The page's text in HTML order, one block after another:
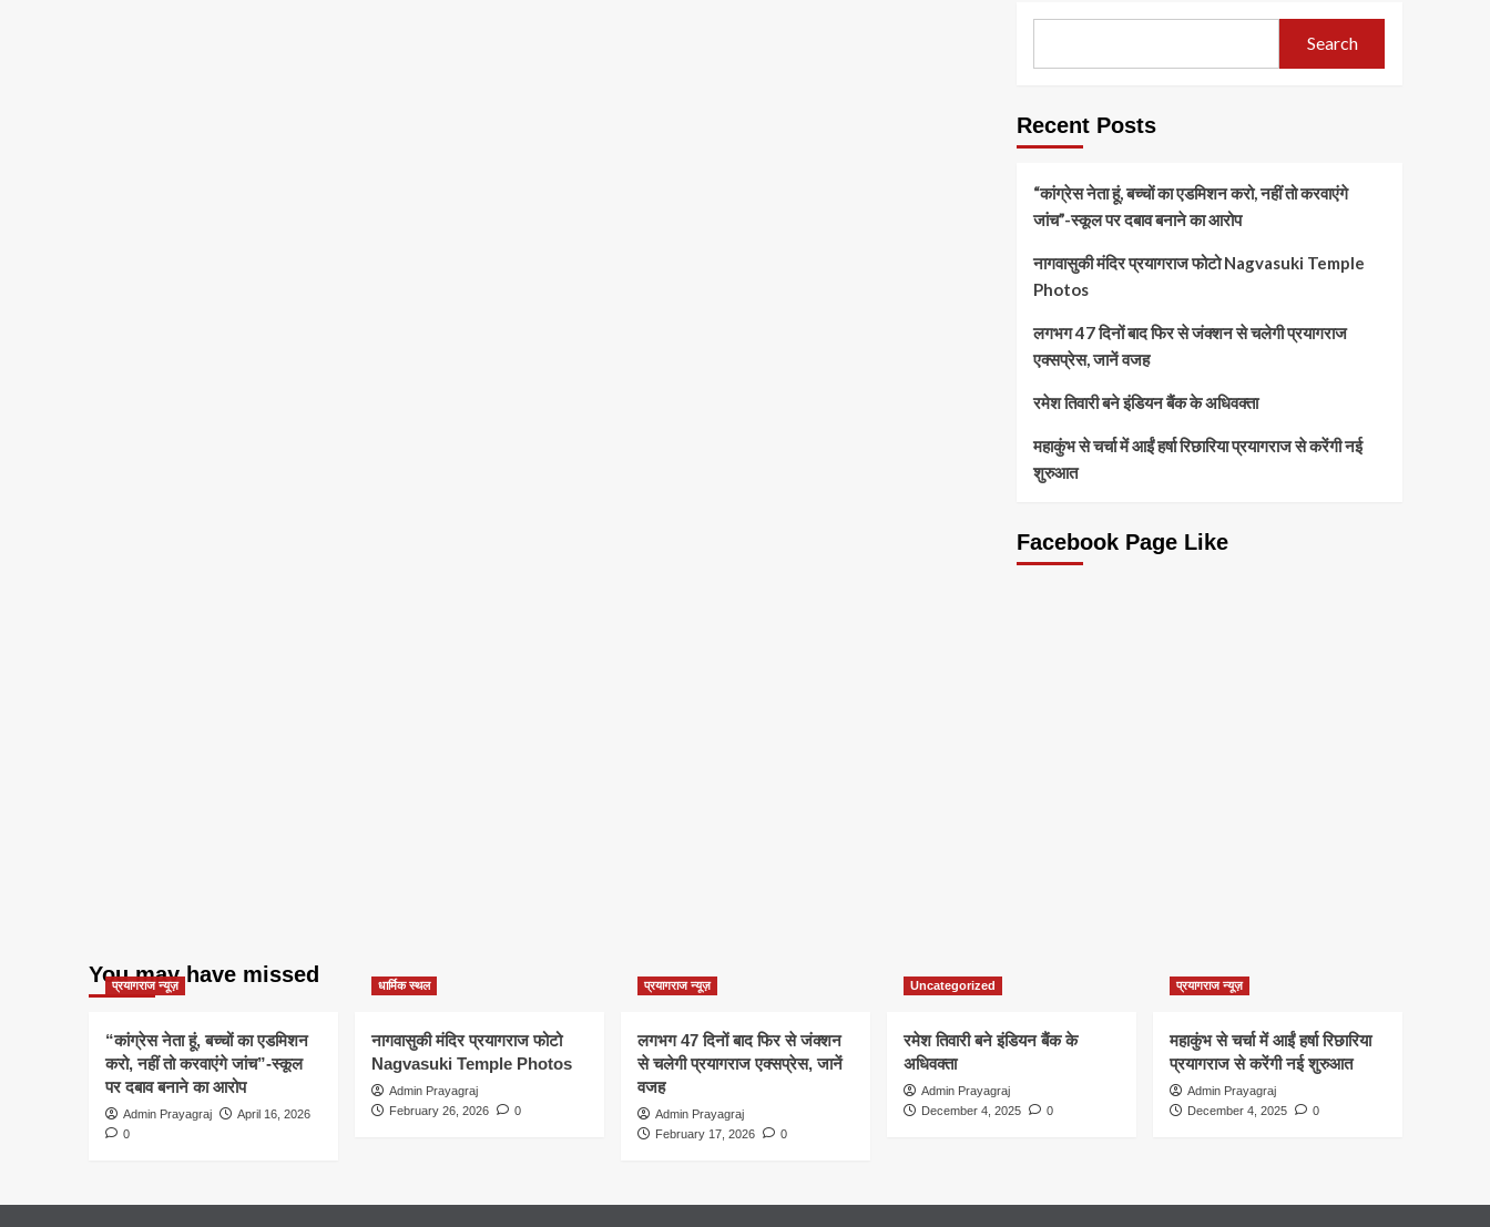
Search
Recent Posts
“कांग्रेस नेता हूं, बच्चों का एडमिशन करो, नहीं तो करवाएंगे
जांच”-स्कूल पर दबाव बनाने का आरोप
नागवासुकी मंदिर प्रयागराज फोटो Nagvasuki Temple
Photos
लगभग 47 दिनों बाद फिर से जंक्शन से चलेगी प्रयागराज
एक्सप्रेस, जानें वजह
रमेश तिवारी बने इंडियन बैंक के अधिवक्ता
महाकुंभ से चर्चा में आईं हर्षा रिछारिया प्रयागराज से करेंगी नई
शुरुआत
Facebook Page Like
You may have missed
प्रयागराज न्यूज़
“कांग्रेस नेता हूं, बच्चों का एडमिशन
करो, नहीं तो करवाएंगे जांच”-स्कूल
पर दबाव बनाने का आरोप
Admin Prayagraj
April 16, 2026
0
धार्मिक स्थल
नागवासुकी मंदिर प्रयागराज फोटो
Nagvasuki Temple Photos
Admin Prayagraj
February 26, 2026
0
प्रयागराज न्यूज़
लगभग 47 दिनों बाद फिर से जंक्शन
से चलेगी प्रयागराज एक्सप्रेस, जानें
वजह
Admin Prayagraj
February 17, 2026
0
Uncategorized
रमेश तिवारी बने इंडियन बैंक के
अधिवक्ता
Admin Prayagraj
December 4, 2025
0
प्रयागराज न्यूज़
महाकुंभ से चर्चा में आईं हर्षा रिछारिया
प्रयागराज से करेंगी नई शुरुआत
Admin Prayagraj
December 4, 2025
0